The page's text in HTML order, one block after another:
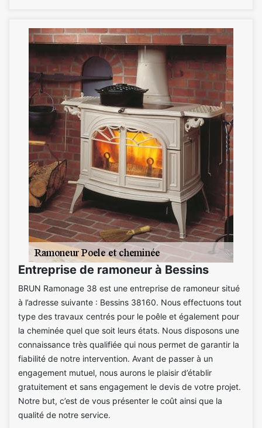
Entreprise de ramoneur à Bessins
BRUN Ramonage 38 est une entreprise de ramoneur situé
à l’adresse suivante : Bessins 38160. Nous effectuons tout
type des travaux centrés pour le poêle et également pour
la cheminée quel que soit leurs états. Nous disposons une
connaissance très qualifiée qui nous permet de garantir la
fiabilité de notre intervention. Avant de passer à un
engagement mutuel, nous aurons le plaisir d’établir
gratuitement et sans engagement le devis de votre projet.
Notre but, c’est de vous présenter le coût ainsi que la
qualité de notre service.